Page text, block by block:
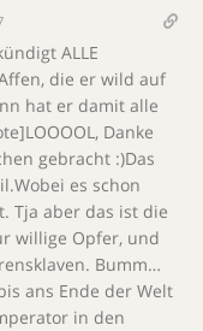
ALLE
die er wild auf
hat er damit alle
Danke
gebracht :)Das
es schon
Tja aber das ist die
willige Opfer, und
Bumm…
ans Ende der Welt
in den